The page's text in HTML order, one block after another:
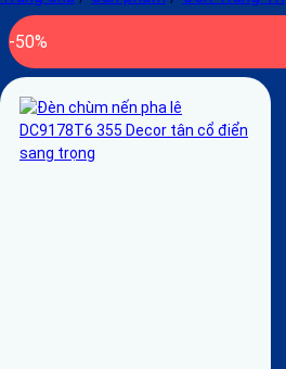
-50%